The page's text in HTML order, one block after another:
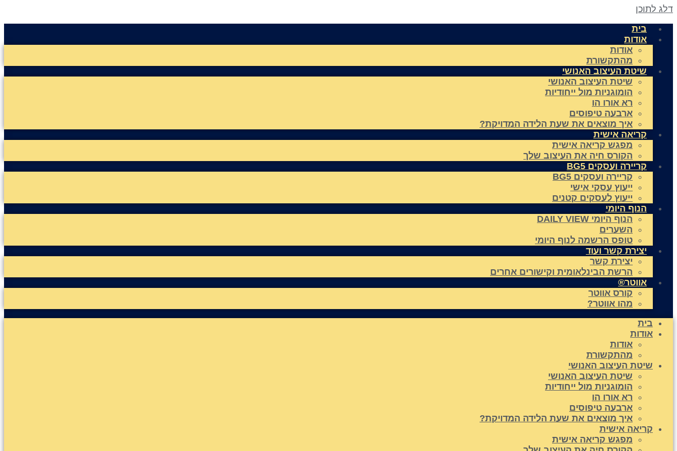
דלג לתוכן
בית
אודות
אודות
מהתקשורת
שיטת העיצוב האנושי
שיטת העיצוב האנושי
הומוגניות מול ייחודיות
רא אורו הו
ארבעה טיפוסים
איך מוצאים את שעת הלידה המדויקת?
קריאה אישית
מפגש קריאה אישית
הקורס חיה את העיצוב שלך
קריירה ועסקים BG5
קריירה ועסקים BG5
ייעוץ עסקי אישי
ייעוץ לעסקים קטנים
הנוף היומי
הנוף היומי DAILY VIEW
השערים
טופס הרשמה לנוף היומי
יצירת קשר ועוד
יצירת קשר
הרשת הבינלאומית וקישורים אחרים
אווטר®
קורס אווטר
מהו אווטר?
בית
אודות
אודות
מהתקשורת
שיטת העיצוב האנושי
שיטת העיצוב האנושי
הומוגניות מול ייחודיות
רא אורו הו
ארבעה טיפוסים
איך מוצאים את שעת הלידה המדויקת?
קריאה אישית
מפגש קריאה אישית